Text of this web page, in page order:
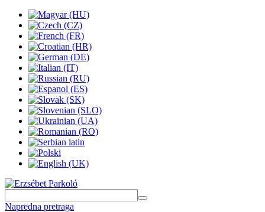
Napredna pretraga